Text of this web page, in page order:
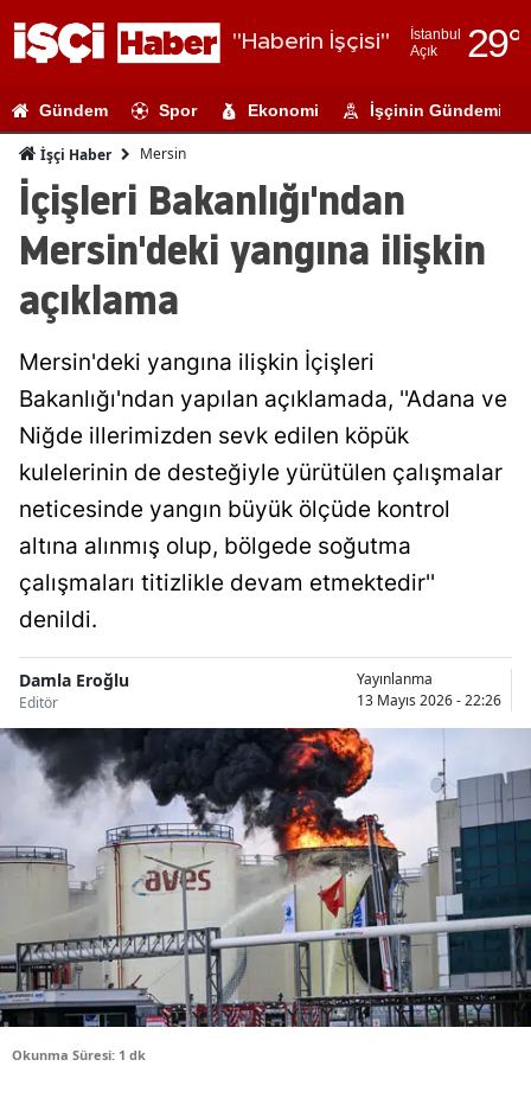
"Haberin İşçisi"
İstanbul
Açık
29°
Adıyaman
Amasya
Artvin
Aydın
Balıkesir
Bitlis
Bolu
Bursa
Çanakkale
Çankırı
Çorum
Denizli
Gündem Spor Ekonomi İşçinin Gündemi
İşçi Haber Mersin
İçişleri Bakanlığı'ndan
Mersin'deki yangına ilişkin
açıklama
Mersin'deki yangına ilişkin İçişleri
Bakanlığı'ndan yapılan açıklamada, ''Adana ve
Niğde illerimizden sevk edilen köpük
kulelerinin de desteğiyle yürütülen çalışmalar
neticesinde yangın büyük ölçüde kontrol
altına alınmış olup, bölgede soğutma
çalışmaları titizlikle devam etmektedir''
denildi.
Damla Eroğlu
Editör
Yayınlanma
13 Mayıs 2026 - 22:26
Okunma Süresi: 1 dk